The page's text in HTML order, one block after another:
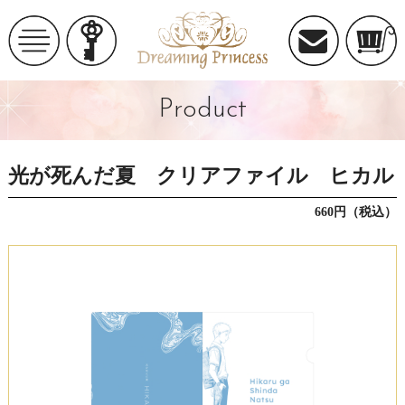
Product
光が死んだ夏 クリアファイル ヒカル
660円（税込）